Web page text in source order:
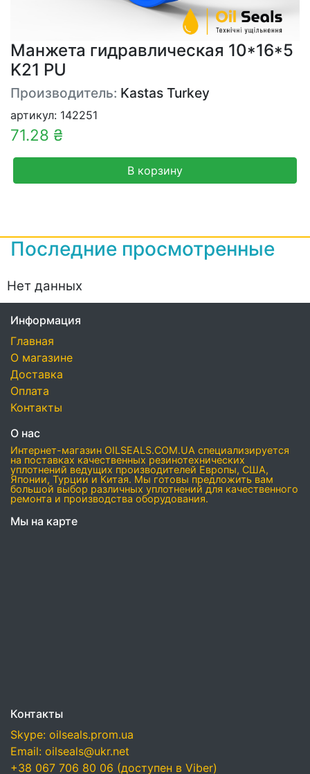
Манжета гидравлическая 10*16*5
K21 PU
Производитель: Kastas Turkey
артикул: 142251
71.28 ₴
В корзину
Последние просмотренные
Нет данных
Информация
Главная
О магазине
Доставка
Оплата
Контакты
О нас
Интернет-магазин OILSEALS.COM.UA специализируется
на поставках качественных резинотехнических
уплотнений ведущих производителей Европы, США,
Японии, Турции и Китая. Мы готовы предложить вам
большой выбор различных уплотнений для качественного
ремонта и производства оборудования.
Мы на карте
Контакты
Skype: oilseals.prom.ua
Email: oilseals@ukr.net
+38 067 706 80 06 (доступен в Viber)